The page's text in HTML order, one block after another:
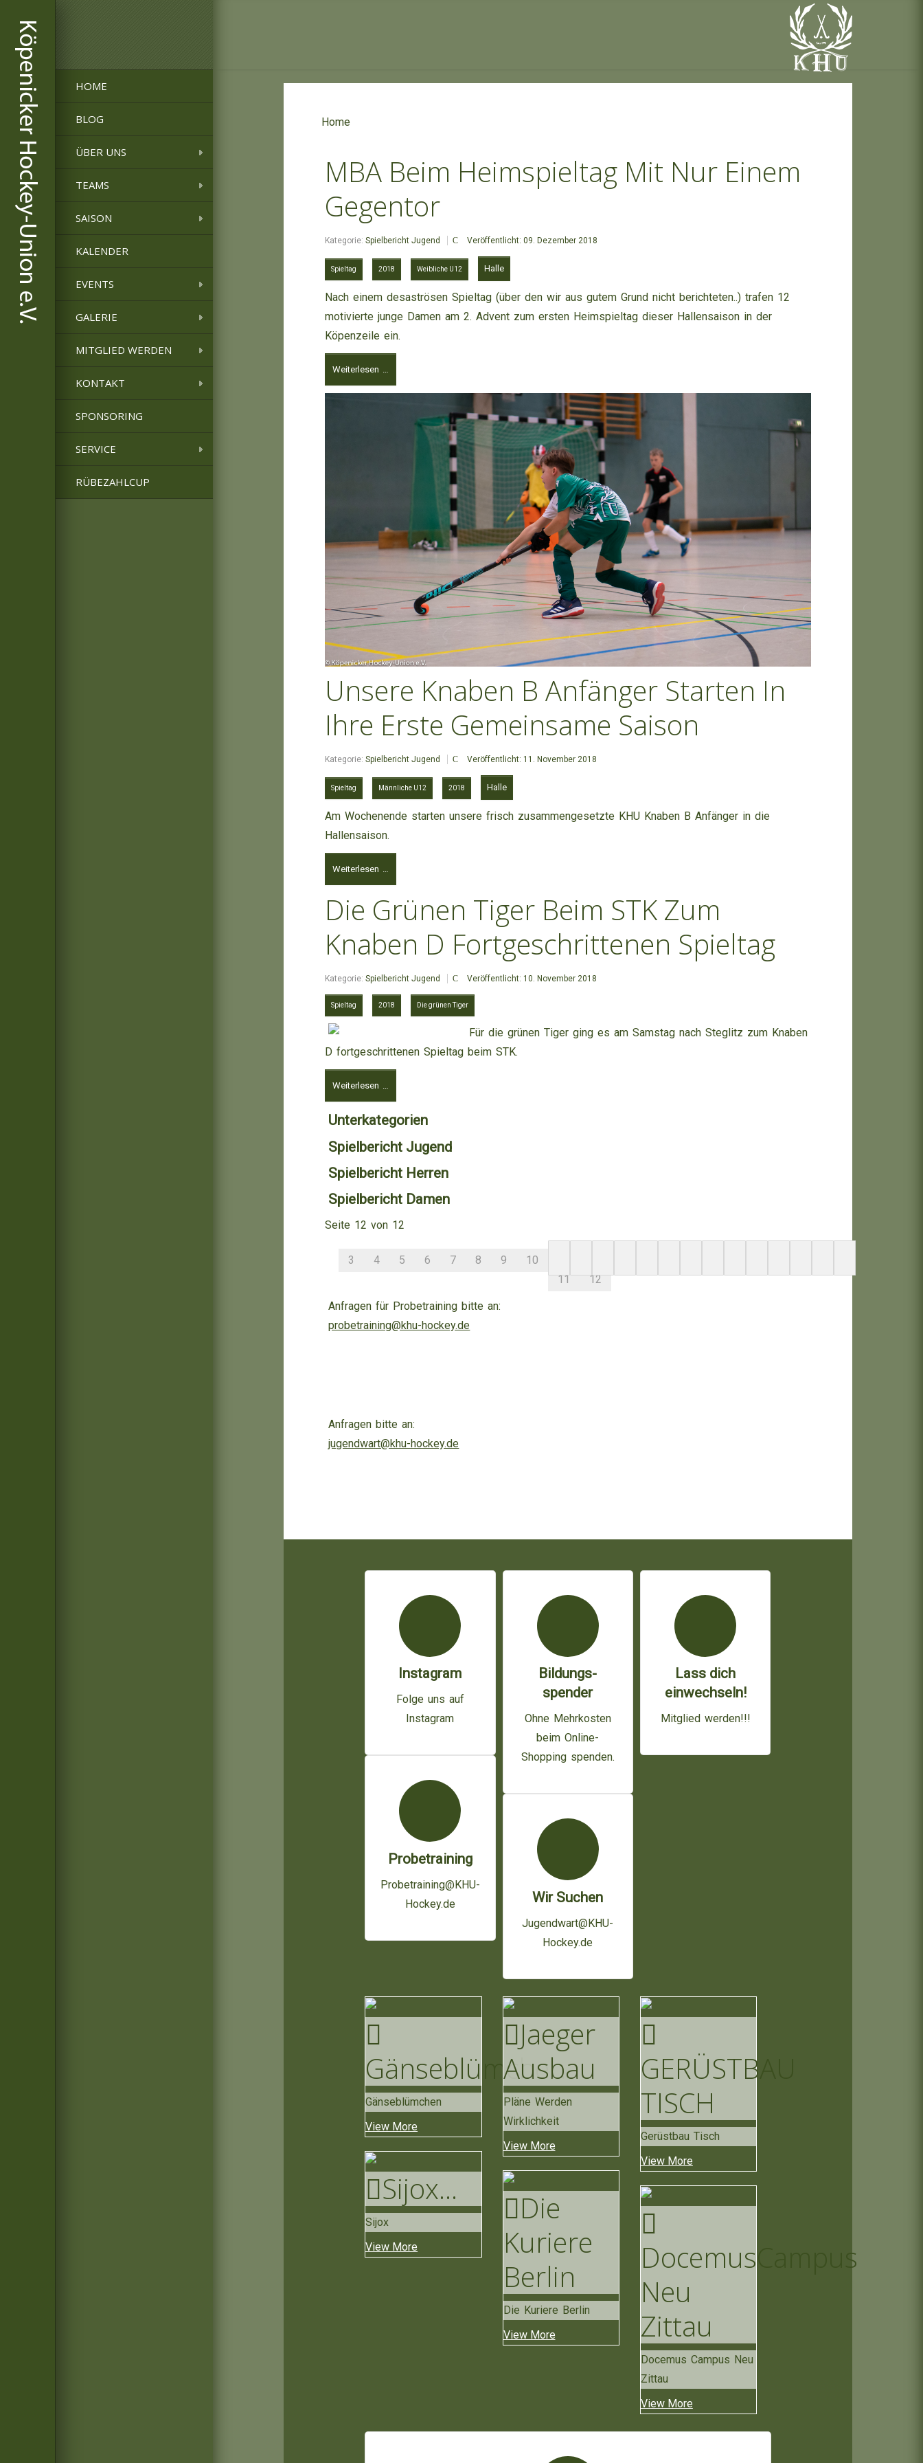
Home
MBA Beim Heimspieltag Mit Nur Einem
Gegentor
Kategorie:Spielbericht Jugend Veröffentlicht: 09. Dezember 2018
Spieltag 2018 Weibliche U12 Halle
Nach einem desaströsen Spieltag (über den wir aus gutem Grund nicht berichteten..) trafen 12
motivierte junge Damen am 2. Advent zum ersten Heimspieltag dieser Hallensaison in der
Köpenzeile ein.
Weiterlesen …
Unsere Knaben B Anfänger Starten In
Ihre Erste Gemeinsame Saison
Kategorie:Spielbericht Jugend Veröffentlicht: 11. November 2018
Spieltag Männliche U12 2018 Halle
Am Wochenende starten unsere frisch zusammengesetzte KHU Knaben B Anfänger in die
Hallensaison.
Weiterlesen …
Die Grünen Tiger Beim STK Zum
Knaben D Fortgeschrittenen Spieltag
Kategorie:Spielbericht Jugend Veröffentlicht: 10. November 2018
Spieltag 2018 Die grünen Tiger
Für die grünen Tiger ging es am Samstag nach Steglitz zum Knaben
D fortgeschrittenen Spieltag beim STK.
Weiterlesen …
Unterkategorien
Spielbericht Jugend
Spielbericht Herren
Spielbericht Damen
Seite 12 von 12
3 4 5 6 7 8 9
10
11
12
Anfragen für Probetraining bitte an:
probetraining@khu-hockey.de
Anfragen bitte an:
jugendwart@khu-hockey.de
Instagram
Folge uns auf
Instagram
Probetraining
Probetraining@KHU-
Hockey.de
Bildungs-
spender
Ohne Mehrkosten
beim Online-
Shopping spenden.
Wir Suchen
Jugendwart@KHU-
Hockey.de
Lass dich
einwechseln!
Mitglied werden!!!
GänseBlümchen
Gänseblümchen
View More
Sijox...
Sijox
View More
Jaeger
Ausbau
Pläne Werden
Wirklichkeit
View More
Die
Kuriere
Berlin
Die Kuriere Berlin
View More
GERÜSTBAU
TISCH
Gerüstbau Tisch
View More
Docemus Campus
Neu
Zittau
Docemus Campus Neu
Zittau
View More
HOME
BLOG
ÜBER UNS
TEAMS
SAISON
KALENDER
EVENTS
GALERIE
MITGLIED WERDEN
KONTAKT
SPONSORING
SERVICE
RÜBEZAHLCUP